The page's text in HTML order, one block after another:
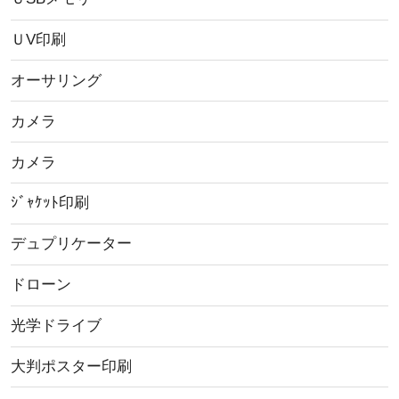
ＵV印刷
オーサリング
カメラ
カメラ
ｼﾞｬｹｯﾄ印刷
デュプリケーター
ドローン
光学ドライブ
大判ポスター印刷